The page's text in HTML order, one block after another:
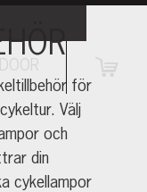
för
Välj
och
din
cykellampor